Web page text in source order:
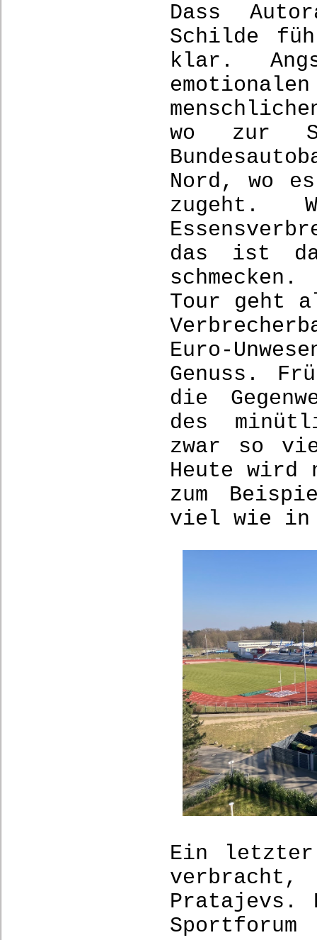
Dass
Schilde
klar.
wo zur
Nord, wo
zugeht.
das ist
Tour geht
Euro-
Genuss.
die
des
zwar so
Heute wird
zum
viel wie in
Ein letzter
Pratajevs.